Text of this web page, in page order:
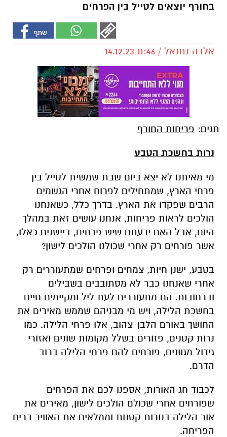
בחורף יוצאים לטייל בין הפרחים
אלדה נתנאל / 11:46 14.12.23
תגים: פריחות החורף
נרות בחשכת הטבע
מי מאיתנו לא יצא ביום שבת שמשית לטייל בין
פרחי הארץ, שמתחילים לפרוח אחרי הגשמים
הרבים שפקדו את הארץ. בדרך כלל, כשאנחנו
הולכים לראות פריחות, אנחנו עושים זאת במהלך
היום, אבל האם ידעתם שיש פרחים, ביישנים כאלו,
אשר פורחים רק אחרי שכולנו הולכים לישון?
בטבע, ישנן חיות, צמחים ופרחים שמתעוררים רק
אחרי שאנחנו כבר לא מסתובבים בשבילים
וברחובות. הם מתעוררים לעת ליל ומקיימים חיים
בחשכת הלילה, ויש מי מבניהם שממש מאירים את
החושך באורם הלבן-צהוב, אלו פרחי הלילה. כמו
נרות קטנים, פזורים בשלל מקומות שונים ואזורי
גידול מגוונים, פורחים להם פרחי הלילה ברוב
הדרם.
לכבוד חג האורות, אספנו לכם את הפרחים
שפורחים אחרי שכולם הולכים לישון, מאירים את
אור הלילה בנורות קטנות וממלאים את האוויר בריח
הפריחה.